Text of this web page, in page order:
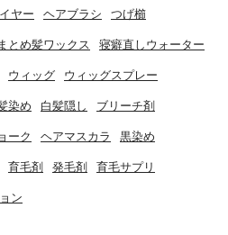
ヤー ヘアブラシ つげ櫛
とめ髪ワックス 寝癖直しウォーター
ウィッグ ウィッグスプレー
染め 白髪隠し ブリーチ剤
ーク ヘアマスカラ 黒染め
育毛剤 発毛剤 育毛サプリ
ン